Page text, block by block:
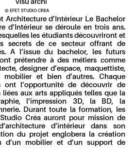
© EFET STUDIO CREA
Architecture d’Intérieur Le Bachelor
d’Intérieur se déroule en trois ans.
les étudiants découvriront et
secrets de ce secteur offrant de
A l’issue du bachelor, les futurs
prétendre à des métiers comme
designer d’espace, maquettiste,
mobilier et bien d’autres. Chaque
ont l’opportunité de découvrir de
aux arts appliqués telles que la
l’impression 3D, la BD, la
Durant toute la formation, les
Créa auront pour mission de
d’intérieur dans son
du projet englobera la création
d’un mobilier et d’un support de